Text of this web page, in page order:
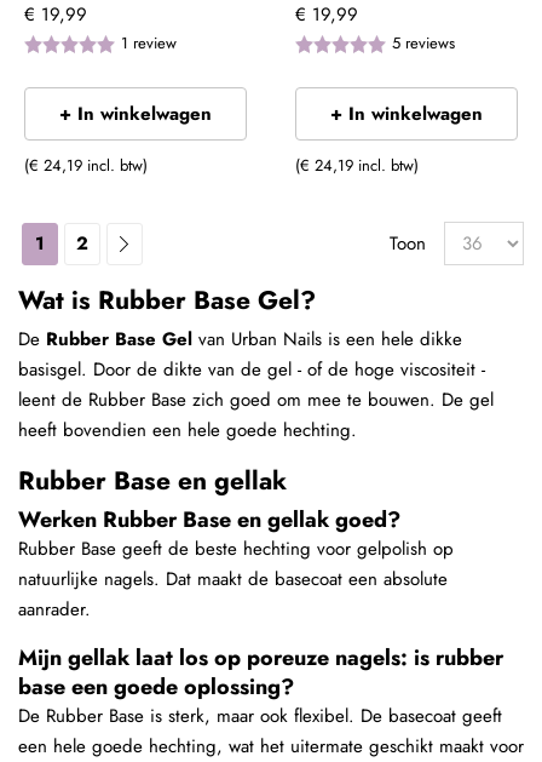
€ 19,99
1 review
+ In winkelwagen
(€ 24,19 incl. btw)
€ 19,99
5 reviews
+ In winkelwagen
(€ 24,19 incl. btw)
1 2 Toon
Wat is Rubber Base Gel?
De Rubber Base Gel van Urban Nails is een hele dikke
basisgel. Door de dikte van de gel - of de hoge viscositeit -
leent de Rubber Base zich goed om mee te bouwen. De gel
heeft bovendien een hele goede hechting.
Rubber Base en gellak
Werken Rubber Base en gellak goed?
Rubber Base geeft de beste hechting voor gelpolish op
natuurlijke nagels. Dat maakt de basecoat een absolute
aanrader.
Mijn gellak laat los op poreuze nagels: is rubber
base een goede oplossing?
De Rubber Base is sterk, maar ook flexibel. De basecoat geeft
een hele goede hechting, wat het uitermate geschikt maakt voor